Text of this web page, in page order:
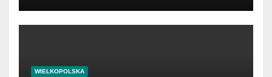
WIELKOPOLSKA